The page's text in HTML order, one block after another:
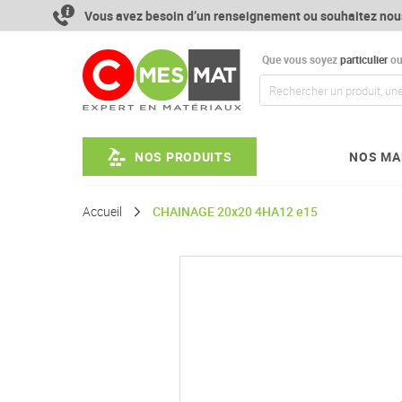
contenu
Vous avez besoin d’un renseignement ou souhaitez
Que vous soyezparticulierou
NOS PRODUITS NOS
Accueil CHAINAGE 20x20 4HA12 e15